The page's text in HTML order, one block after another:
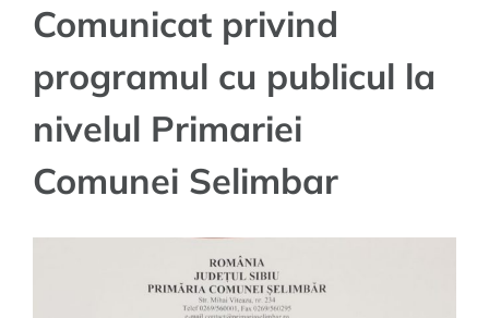
Comunicat privind
programul cu publicul la
nivelul Primariei
Comunei Selimbar